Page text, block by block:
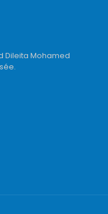
Dileita Mohamed